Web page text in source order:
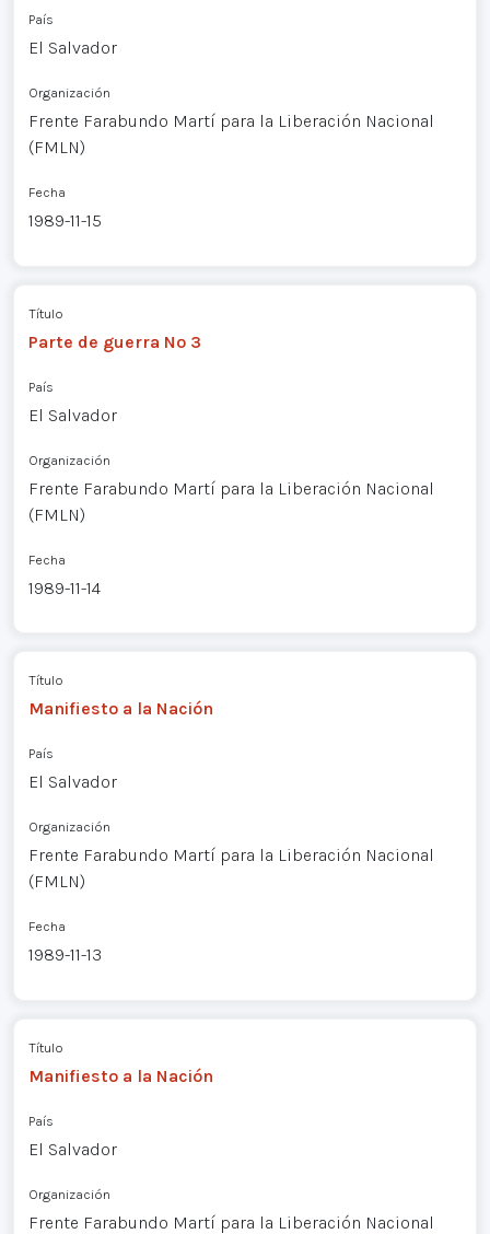
País
El Salvador
Organización
Frente Farabundo Martí para la Liberación Nacional
(FMLN)
Fecha
1989-11-15
Título
Parte de guerra Nº 3
País
El Salvador
Organización
Frente Farabundo Martí para la Liberación Nacional
(FMLN)
Fecha
1989-11-14
Título
Manifiesto a la Nación
País
El Salvador
Organización
Frente Farabundo Martí para la Liberación Nacional
(FMLN)
Fecha
1989-11-13
Título
Manifiesto a la Nación
País
El Salvador
Organización
Frente Farabundo Martí para la Liberación Nacional